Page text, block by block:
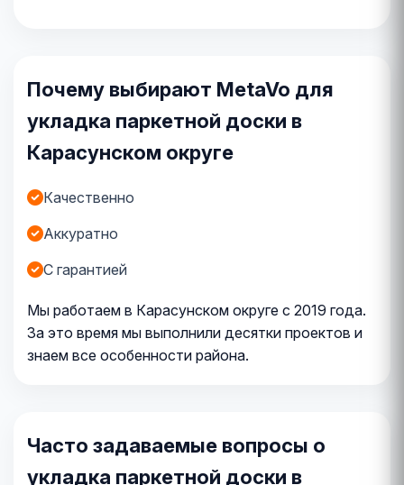
Почему выбирают MetaVo для
укладка паркетной доски в
Карасунском округе
Качественно
Аккуратно
С гарантией
Мы работаем в Карасунском округе с 2019 года.
За это время мы выполнили десятки проектов и
знаем все особенности района.
Часто задаваемые вопросы о
укладка паркетной доски в